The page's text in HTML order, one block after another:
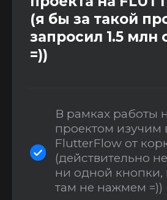
документов (политики
конфиденциальности и
условия использования)
Заполнение
приложении и
уроки